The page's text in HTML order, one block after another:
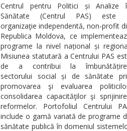
Centrul pentru Politici și Analize
Sănătate (Centrul PAS) este
organizaţie independentă, non-profit
Republica Moldova, ce
programe la nivel național și
Misiunea statutară a Centrului PAS
de a contribui la
sectorului social și de sănătate
promovarea şi evaluarea
consolidarea capacităţilor şi
reformelor. Portofoliul Centrului
include o gamă variată de programe
sănătate publică în domeniul